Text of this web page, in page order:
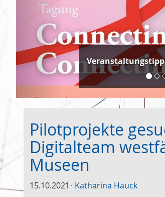
Veranstaltungstipp
Pilotprojekte
Digitalteam
Museen
15.10.2021
Katharina Hauck